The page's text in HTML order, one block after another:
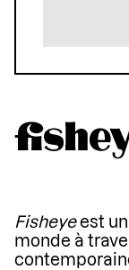
Fisheyeest un
monde à